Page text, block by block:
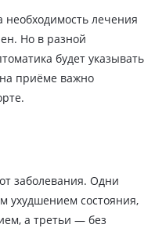
лечения
Но в разной
будет указывать
приёме важно
заболевания. Одни
ухудшением состояния,
а третьи — без